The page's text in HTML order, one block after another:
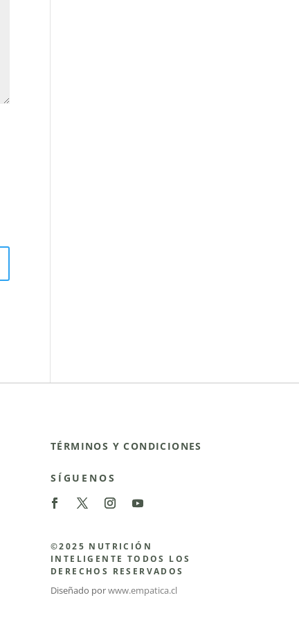
TÉRMINOS Y CONDICIONES
SÍGUENOS
©2025 NUTRICIÓN
INTELIGENTE TODOS LOS
DERECHOS RESERVADOS
Diseñado porwww.empatica.cl